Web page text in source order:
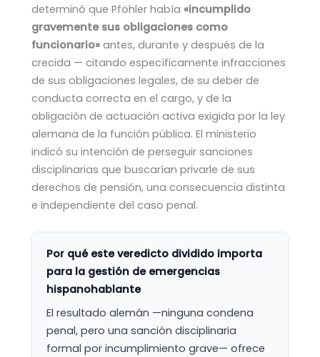
determinó que Pföhler había «incumplido
gravemente sus obligaciones como
funcionario» antes, durante y después de la
crecida — citando específicamente infracciones
de sus obligaciones legales, de su deber de
conducta correcta en el cargo, y de la
obligación de actuación activa exigida por la ley
alemana de la función pública. El ministerio
indicó su intención de perseguir sanciones
disciplinarias que buscarían privarle de sus
derechos de pensión, una consecuencia distinta
e independiente del caso penal.
Por qué este veredicto dividido importa
para la gestión de emergencias
hispanohablante
El resultado alemán —ninguna condena
penal, pero una sanción disciplinaria
formal por incumplimiento grave— ofrece